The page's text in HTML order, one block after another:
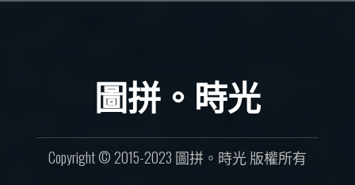
圖拼。時光
Copyright © 2015-2023 圖拼。時光 版權所有